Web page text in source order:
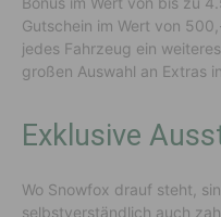
Gutschein im Wert von
jedes Fahrzeug ein
großen Auswahl an Extras
Exklusive
Wo Snowfox drauf steht,
selbstverständlich auch